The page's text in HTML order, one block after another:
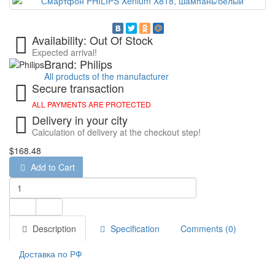
Availability: Out Of Stock
Expected arrival!
Brand: Philips
All products of the manufacturer
Secure transaction
ALL PAYMENTS ARE PROTECTED
Delivery in your city
Calculation of delivery at the checkout step!
$168.48
Add to Cart
Description Specification Comments (0)
Доставка по РФ